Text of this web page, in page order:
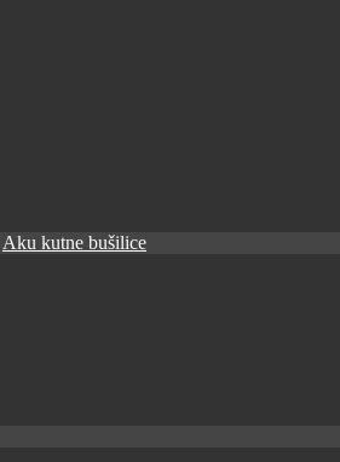
Aku kutne bušilice